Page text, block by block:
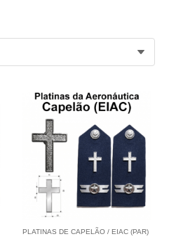
PLATINAS DE CAPELÃO / EIAC (PAR)